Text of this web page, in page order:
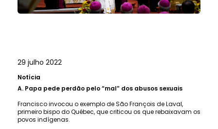
29 julho 2022
Notícia
A. Papa pede perdão pelo “mal” dos abusos sexuais
Francisco invocou o exemplo de São François de Laval,
primeiro bispo do Québec, que criticou os que rebaixavam os
povos indígenas.